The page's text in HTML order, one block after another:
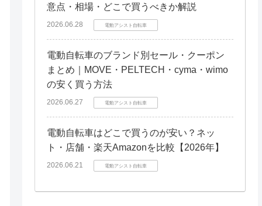
意点・相場・どこで買うべきか解説
2026.06.28 電動アシスト自転車
電動自転車のブランド別セール・クーポン
まとめ｜MOVE・PELTECH・cyma・wimo
の安く買う方法
2026.06.27 電動アシスト自転車
電動自転車はどこで買うのが安い？ネッ
ト・店舗・楽天Amazonを比較【2026年】
2026.06.21 電動アシスト自転車